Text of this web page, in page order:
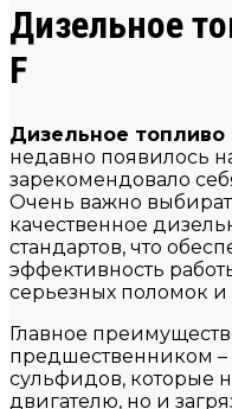
Дизельное
F
Дизельное топливо
недавно появилось
зарекомендовало
Очень важно
качественное
стандартов, что
эффективность
серьезных поломок
Главное
предшественником –
сульфидов, которые
двигателю, но и